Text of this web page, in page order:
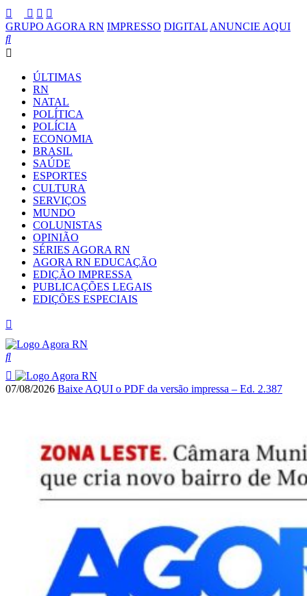
GRUPO AGORA RN IMPRESSO DIGITAL ANUNCIE AQUI
ÚLTIMAS
RN
NATAL
POLÍTICA
POLÍCIA
ECONOMIA
BRASIL
SAÚDE
ESPORTES
CULTURA
SERVIÇOS
MUNDO
COLUNISTAS
OPINIÃO
SÉRIES AGORA RN
AGORA RN EDUCAÇÃO
EDIÇÃO IMPRESSA
PUBLICAÇÕES LEGAIS
EDIÇÕES ESPECIAIS
07/08/2026 Baixe AQUI o PDF da versão impressa – Ed. 2.387